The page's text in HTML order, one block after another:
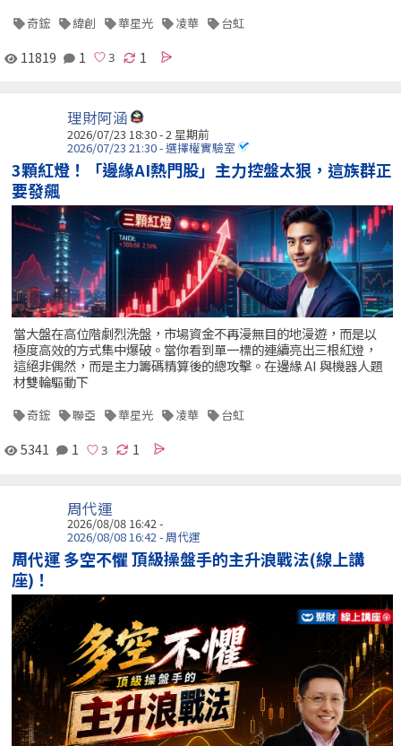
奇鋐 緯創 華星光 凌華 台虹
11819 1 1
理財阿涵
2026/07/23 18:30 - 2 星期前
2026/07/23 21:30 - 選擇權實驗室
3顆紅燈！「邊緣AI熱門股」主力控盤太狠，這族群正
要發飆
當大盤在高位階劇烈洗盤，市場資金不再漫無目的地漫遊，而是以
極度高效的方式集中爆破。當你看到單一標的連續亮出三根紅燈，
這絕非偶然，而是主力籌碼精算後的總攻擊。在邊緣 AI 與機器人題
材雙輪驅動下
奇鋐 聯亞 華星光 凌華 台虹
5341 1 1
周代運
2026/08/08 16:42 -
2026/08/08 16:42 - 周代運
周代運 多空不懼 頂級操盤手的主升浪戰法(線上講
座)！